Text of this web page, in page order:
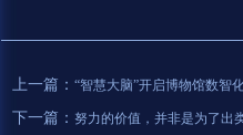
上一篇： “智慧大脑”开启博物馆数智
下一篇： 努力的价值，并非是为了出